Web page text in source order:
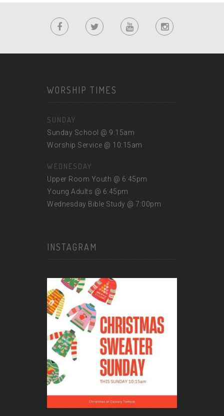
WORSHIP TIMES
SUNDAY
Sunday School @ 9:15am
Worship Service @ 10:15am
WEDNESDAY
Upper Room Youth @ 6:45pm
Young Adults @ 6:45pm
Wednesday Bible Study @ 7:00pm
INSTAGRAM